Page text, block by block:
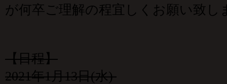
が何卒ご理解の程宜しくお願い致し
【日程】
2021年1月13日(水)